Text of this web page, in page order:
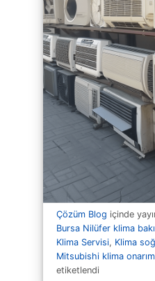
Çözüm Blog içinde
Bursa Nilüfer klima
Klima Servisi, Klima
Mitsubishi klima onarım
etiketlendi